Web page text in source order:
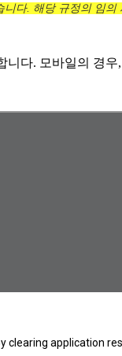
다. 해당 규정의 임
니다. 모바일의 경